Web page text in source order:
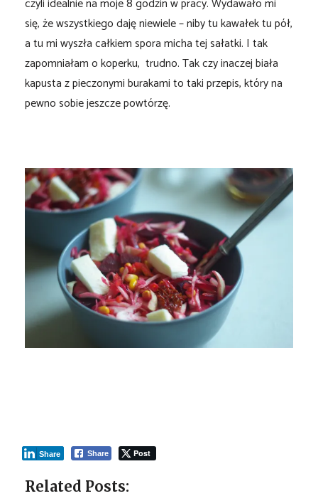
czyli idealnie na moje 8 godzin w pracy. Wydawało mi
się, że wszystkiego daję niewiele – niby tu kawałek tu pół,
a tu mi wyszła całkiem spora micha tej sałatki. I tak
zapomniałam o koperku, trudno. Tak czy inaczej biała
kapusta z pieczonymi burakami to taki przepis, który na
pewno sobie jeszcze powtórzę.
Share Post
Share
Related Posts: